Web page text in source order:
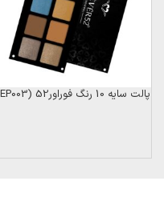
پالت سایه 10 رنگ فوراور52 (NEP003)